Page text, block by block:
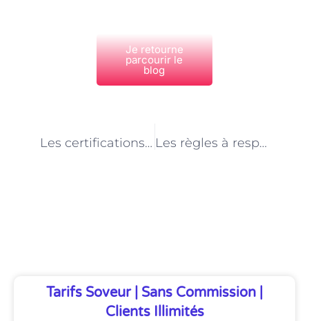
Je retourne
parcourir le
blog
Les certifications nécessaires pour exercer le métier de plombier à Paris Les règles à respecter pour la plomberie dans les logements à Paris
Tarifs Soveur | Sans Commission |
Clients Illimités